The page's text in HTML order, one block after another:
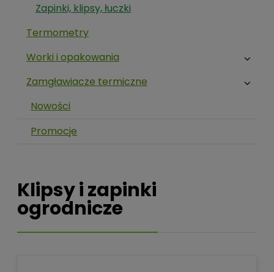
Zapinki, klipsy, łuczki
Termometry
Worki i opakowania
Zamgławiacze termiczne
Nowości
Promocje
Klipsy i zapinki
ogrodnicze